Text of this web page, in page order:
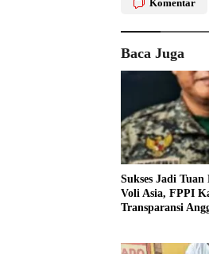
Komentar
Baca Juga
Sukses Jadi
Voli Asia, FPPI
Transparansi